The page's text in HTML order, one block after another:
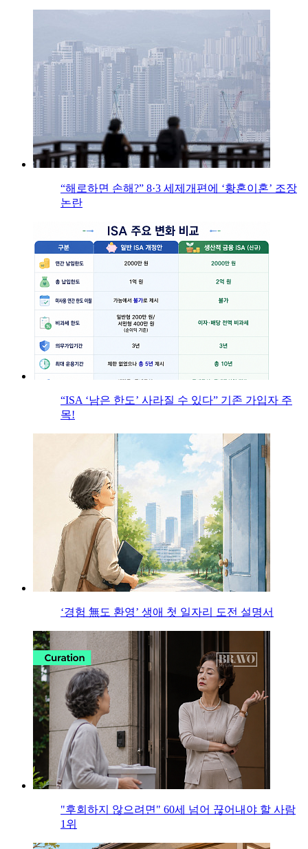
“해로하면 손해?” 8·3 세제개편에 ‘황혼이혼’ 조장
논란
“ISA ‘남은 한도’ 사라질 수 있다” 기존 가입자 주
목!
‘경험 無도 환영’ 생애 첫 일자리 도전 설명서
"후회하지 않으려면" 60세 넘어 끊어내야 할 사람
1위